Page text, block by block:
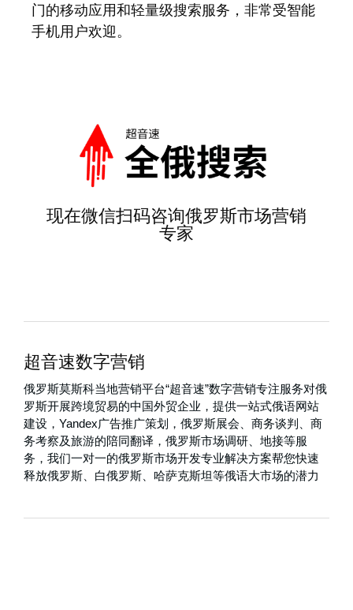
门的移动应用和轻量级搜索服务，非常受智能
手机用户欢迎。
现在微信扫码咨询俄罗斯市场营销
专家
超音速数字营销
俄罗斯莫斯科当地营销平台“超音速”数字营销专注服务对俄
罗斯开展跨境贸易的中国外贸企业，提供一站式俄语网站
建设，Yandex广告推广策划，俄罗斯展会、商务谈判、商
务考察及旅游的陪同翻译，俄罗斯市场调研、地接等服
务，我们一对一的俄罗斯市场开发专业解决方案帮您快速
释放俄罗斯、白俄罗斯、哈萨克斯坦等俄语大市场的潜力